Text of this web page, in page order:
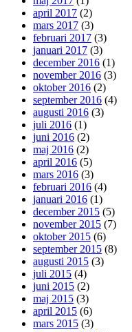
april 2017 (2)
mars 2017 (3)
februari 2017 (3)
januari 2017 (3)
december 2016 (1)
november 2016 (3)
oktober 2016 (2)
september 2016 (4)
augusti 2016 (3)
juli 2016 (1)
juni 2016 (2)
maj 2016 (2)
april 2016 (5)
mars 2016 (3)
februari 2016 (4)
januari 2016 (1)
december 2015 (5)
november 2015 (7)
oktober 2015 (6)
september 2015 (8)
augusti 2015 (3)
juli 2015 (4)
juni 2015 (2)
maj 2015 (3)
april 2015 (6)
mars 2015 (3)